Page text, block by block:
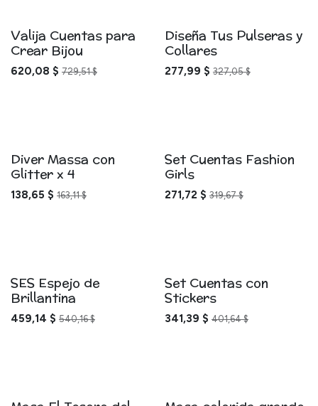
Valija Cuentas para
Crear Bijou
620,08 $ 729,51$
Diseña Tus Pulseras y
Collares
277,99 $ 327,05$
Diver Massa con
Glitter x 4
138,65 $ 163,11$
Set Cuentas Fashion
Girls
271,72 $ 319,67$
SES Espejo de
Brillantina
459,14 $ 540,16$
Set Cuentas con
Stickers
341,39 $ 401,64$